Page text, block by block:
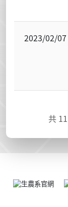
2023/02/07
共 11